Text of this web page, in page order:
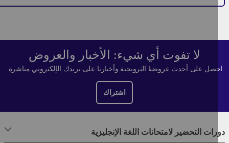
لا تفوت أي شيء: الأخبار والعروض
على أحدث عروضنا الترويجية وأخبارنا على بريدك الإلكتروني مباشرة.
اشتراك
التحضير لامتحانات اللغة الإنجليزية